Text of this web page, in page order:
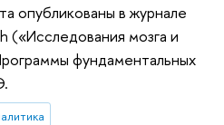
опубликованы в журнале
(«Исследования мозга и
фундаментальных